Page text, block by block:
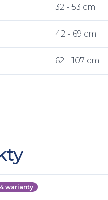
32 - 53 cm
42 - 69 cm
62 - 107 cm
4 warianty